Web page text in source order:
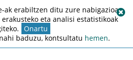
ak erabiltzen ditu zure nabigazioa
eta analisi estatistikoak
Onartu
baduzu, kontsultatu hemen.